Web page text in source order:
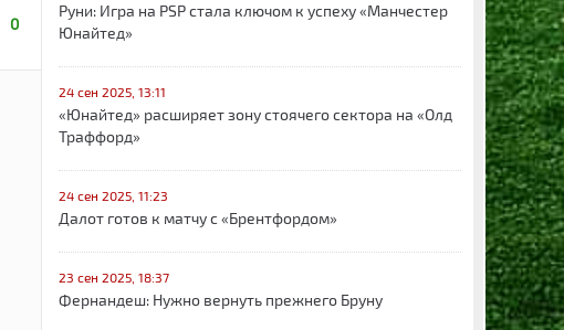
0
Руни: Игра на PSP стала ключом к успеху «Манчестер
Юнайтед»
24 сен 2025, 13:11
«Юнайтед» расширяет зону стоячего сектора на «Олд
Траффорд»
24 сен 2025, 11:23
Далот готов к матчу с «Брентфордом»
23 сен 2025, 18:37
Фернандеш: Нужно вернуть прежнего Бруну